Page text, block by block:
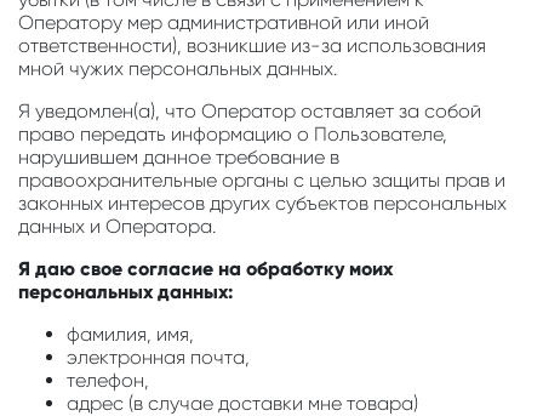
Оператору мер административной или иной
ответственности), возникшие из-за использования
мной чужих персональных данных.
Я уведомлен(а), что Оператор оставляет за собой
право передать информацию о Пользователе,
нарушившем данное требование в
правоохранительные органы с целью защиты прав и
законных интересов других субъектов персональных
данных и Оператора.
Я даю свое согласие на обработку моих
персональных данных:
фамилия, имя,
электронная почта,
телефон,
адрес (в случае доставки мне товара)